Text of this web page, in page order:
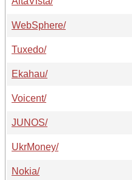
WebSphere/
Tuxedo/
Ekahau/
Voicent/
JUNOS/
UkrMoney/
Nokia/